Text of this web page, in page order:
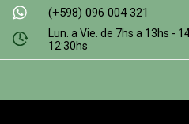
(+598) 096 004 321
Lun. a Vie. de 7hs a 13hs -
12:30hs